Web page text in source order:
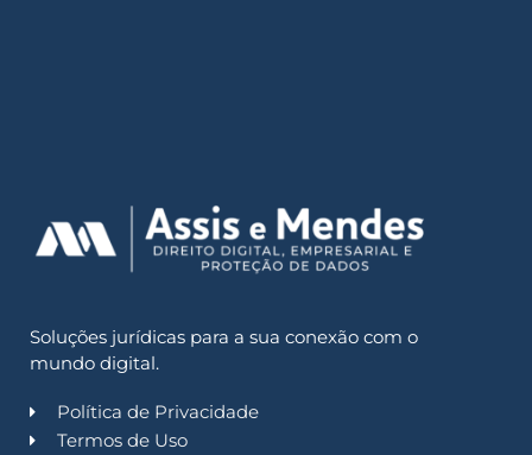
Soluções jurídicas para a sua conexão com o
mundo digital.
Política de Privacidade
Termos de Uso